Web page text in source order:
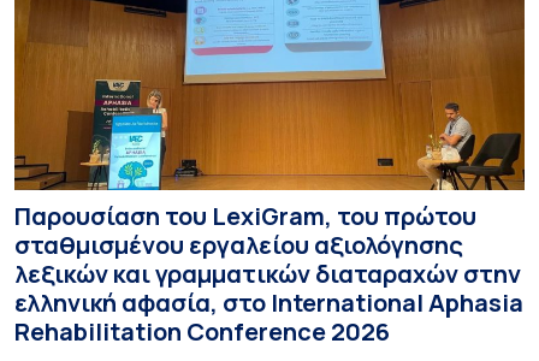
Παρουσίαση του LexiGram, του πρώτου
σταθμισμένου εργαλείου αξιολόγησης
λεξικών και γραμματικών διαταραχών στην
ελληνική αφασία, στο International Aphasia
Rehabilitation Conference 2026